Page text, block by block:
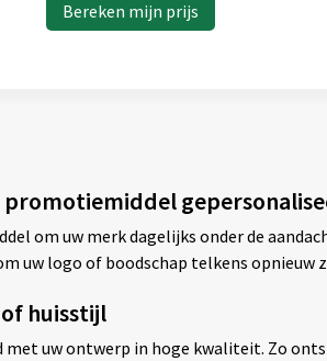
Bereken mijn prijs
om uw merk dagelijks onder de
uw logo of boodschap telkens opnieuw
huisstijl
uw ontwerp in hoge kwaliteit. Zo